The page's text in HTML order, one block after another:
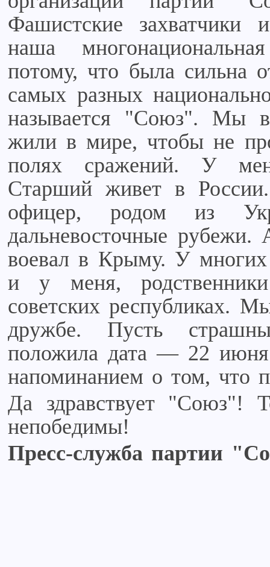
Фашистские захватчики
наша
потому, что была сильна
самых разных
называется "Союз". Мы
жили в мире, чтобы не
полях сражений. У
Старший живет в
офицер, родом из
дальневосточные
воевал в Крыму. У многих
и у меня,
советских республиках.
дружбе. Пусть
положила дата — 22
напоминанием о том, что
Да здравствует
непобедимы!
Пресс-служба партии